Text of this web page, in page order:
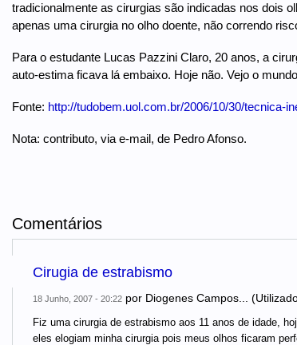
tradicionalmente as cirurgias são indicadas nos dois
apenas uma cirurgia no olho doente, não correndo
Para o estudante Lucas Pazzini Claro, 20 anos, a
auto-estima ficava lá embaixo. Hoje não. Vejo o
Fonte: http://tudobem.uol.com.br/2006/10/30/tecnica-
Nota: contributo, via e-mail, de Pedro Afonso.
Comentários
Cirugia de estrabismo
18 Junho, 2007 - 20:22por Diogenes Campos...
Fiz uma cirurgia de estrabismo aos 11 anos de idade,
eles elogiam minha cirurgia pois meus olhos ficaram